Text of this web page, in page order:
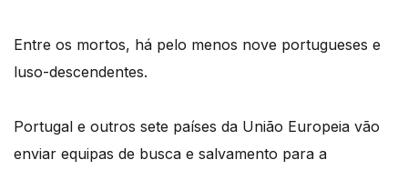
Entre os mortos, há pelo menos nove portugueses e
luso-descendentes.
Portugal e outros sete países da União Europeia vão
enviar equipas de busca e salvamento para a